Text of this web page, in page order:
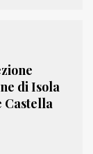
di Isola
Castella